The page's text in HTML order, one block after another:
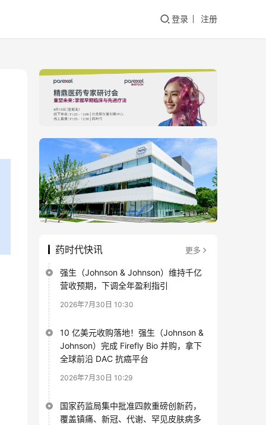
登录 注册
药时代快讯 更多
强生（Johnson & Johnson）维持千亿
营收预期，下调全年盈利指引
2026年7月30日 10:30
10 亿美元收购落地！强生（Johnson &
Johnson）完成 Firefly Bio 并购，拿下
全球前沿 DAC 抗癌平台
2026年7月30日 10:29
国家药监局集中批准四款重磅创新药，
覆盖镇痛、新冠、代谢、罕见皮肤病多